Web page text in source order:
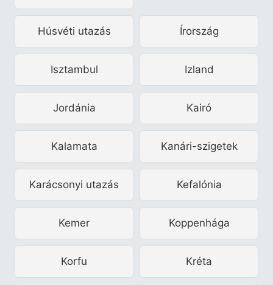
Húsvéti utazás Írország
Isztambul Izland
Jordánia Kairó
Kalamata Kanári-szigetek
Karácsonyi utazás Kefalónia
Kemer Koppenhága
Korfu Kréta